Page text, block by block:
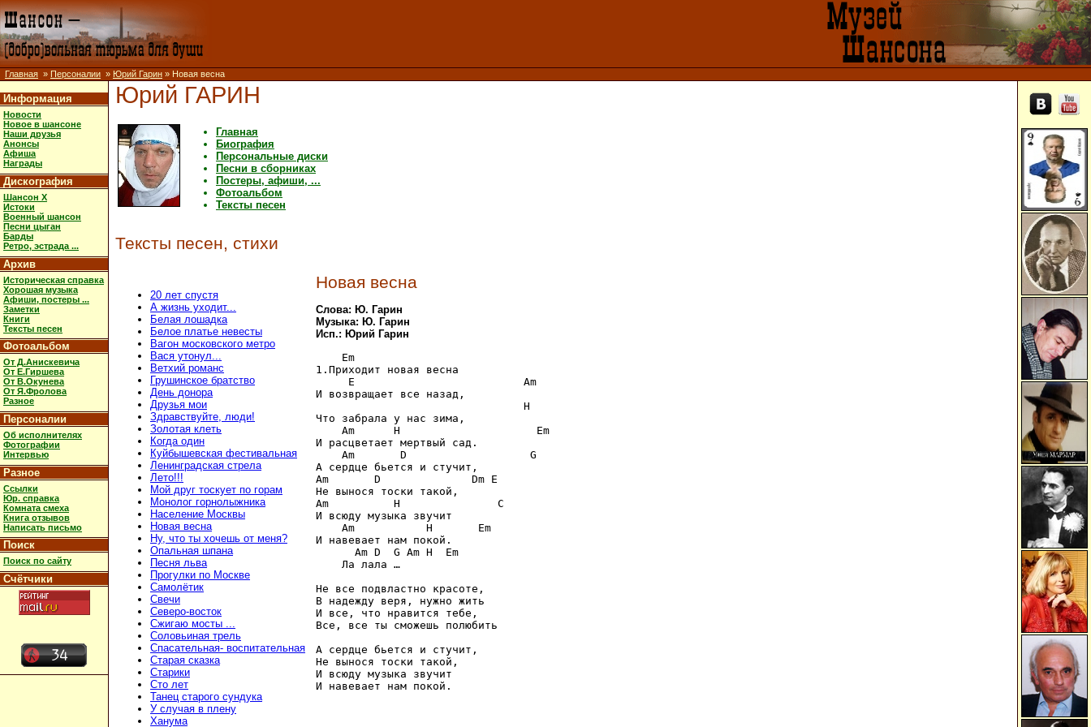
Главная » Персоналии » Юрий Гарин » Новая весна
Информация
Новости
Новое в шансоне
Наши друзья
Анонсы
Афиша
Награды
Дискография
Шансон X
Истоки
Военный шансон
Песни цыган
Барды
Ретро, эстрада ...
Архив
Историческая справка
Хорошая музыка
Афиши, постеры ...
Заметки
Книги
Тексты песен
Фотоальбом
От Д.Анискевича
От Е.Гиршева
От В.Окунева
От Я.Фролова
Разное
Персоналии
Об исполнителях
Фотографии
Интервью
Разное
Ссылки
Юр. справка
Комната смеха
Книга отзывов
Написать письмо
Поиск
Поиск по сайту
Счётчики
Юрий ГАРИН
Главная
Биография
Персональные диски
Песни в сборниках
Постеры, афиши, ...
Фотоальбом
Тексты песен
Тексты песен, стихи
20 лет спустя
А жизнь уходит...
Белая лошадка
Белое платье невесты
Вагон московского метро
Вася утонул...
Ветхий романс
Грушинское братство
День донора
Друзья мои
Здравствуйте, люди!
Золотая клеть
Когда один
Куйбышевская фестивальная
Ленинградская стрела
Лето!!!
Мой друг тоскует по горам
Монолог горнолыжника
Население Москвы
Новая весна
Ну, что ты хочешь от меня?
Опальная шпана
Песня льва
Прогулки по Москве
Самолётик
Свечи
Северо-восток
Сжигаю мосты ...
Соловьиная трель
Спасательная- воспитательная
Старая сказка
Старики
Сто лет
Танец старого сундука
У случая в плену
Ханума
Новая весна
Слова: Ю. Гарин
Музыка: Ю. Гарин
Исп.: Юрий Гарин
    Em
1.Приходит новая весна
     E                          Am
И возвращает все назад,
                                H
Что забрала у нас зима,
    Am      H                     Em
И расцветает мертвый сад.
    Am       D                   G
А сердце бьется и стучит,
Am       D              Dm E
Не вынося тоски такой,
Am          H               C
И всюду музыка звучит
    Am           H       Em
И навевает нам покой.
      Am D  G Am H  Em
    Ла лала …
Не все подвластно красоте,
В надежду веря, нужно жить
И все, что нравится тебе,
Все, все ты сможешь полюбить
А сердце бьется и стучит,
Не вынося тоски такой,
И всюду музыка звучит